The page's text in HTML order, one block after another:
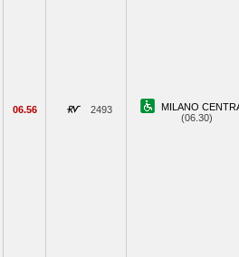
06.56 2493
MILANO
(06.30)